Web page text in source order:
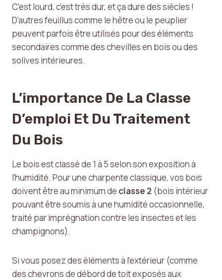
C’est lourd, c’est très dur, et ça dure des siècles !
D’autres feuillus comme le hêtre ou le peuplier
peuvent parfois être utilisés pour des éléments
secondaires comme des chevilles en bois ou des
solives intérieures.
L’importance De La Classe
D’emploi Et Du Traitement
Du Bois
Le bois est classé de 1 à 5 selon son exposition à
l’humidité. Pour une charpente classique, vos bois
doivent être au minimum de classe 2 (bois intérieur
pouvant être soumis à une humidité occasionnelle,
traité par imprégnation contre les insectes et les
champignons).
Si vous posez des éléments à l’extérieur (comme
des chevrons de débord de toit exposés aux